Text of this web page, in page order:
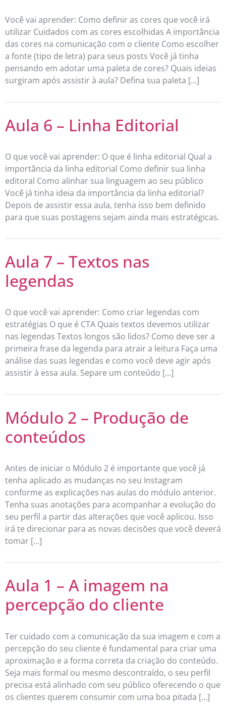
Você vai aprender: Como definir as cores que você irá
utilizar Cuidados com as cores escolhidas A importância
das cores na comunicação com o cliente Como escolher
a fonte (tipo de letra) para seus posts Você já tinha
pensando em adotar uma paleta de cores? Quais ideias
surgiram após assistir à aula? Defina sua paleta […]
Aula 6 – Linha Editorial
O que você vai aprender: O que é linha editorial Qual a
importância da linha editorial Como definir sua linha
editoral Como alinhar sua linguagem ao seu público
Você já tinha ideia da importância da linha editorial?
Depois de assistir essa aula, tenha isso bem definido
para que suas postagens sejam ainda mais estratégicas.
Aula 7 – Textos nas
legendas
O que você vai aprender: Como criar legendas com
estratégias O que é CTA Quais textos devemos utilizar
nas legendas Textos longos são lidos? Como deve ser a
primeira frase da legenda para atrair a leitura Faça uma
análise das suas legendas e como você deve agir após
assistir à essa aula. Separe um conteúdo […]
Módulo 2 – Produção de
conteúdos
Antes de iniciar o Módulo 2 é importante que você já
tenha aplicado as mudanças no seu Instagram
conforme as explicações nas aulas do módulo anterior.
Tenha suas anotações para acompanhar a evolução do
seu perfil a partir das alterações que você aplicou. Isso
irá te direcionar para as novas decisões que você deverá
tomar […]
Aula 1 – A imagem na
percepção do cliente
Ter cuidado com a comunicação da sua imagem e com a
percepção do seu cliente é fundamental para criar uma
aproximação e a forma correta da criação do conteúdo.
Seja mais formal ou mesmo descontraído, o seu perfil
precisa está alinhado com seu público oferecendo o que
os clientes querem consumir com uma boa pitada […]